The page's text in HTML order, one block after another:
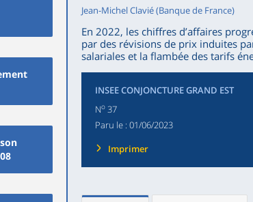
Jean-Michel Clavié (Banque de France)
En 2022, les chiffres d’affaires
par des révisions de prix induites
salariales et la flambée des tarifs
INSEE CONJONCTURE GRAND EST
No37
Paru le : 01/06/2023
Imprimer